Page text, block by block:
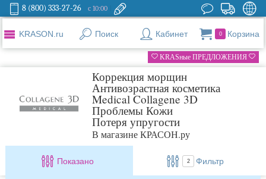
8 (800) 333-27-26 с 10:00
KRASON.ru Поиск Кабинет 0 Корзина
KRASные ПРЕДЛОЖЕНИЯ
Коррекция морщин
Антивозрастная косметика
Medical Collagene 3D
Проблемы Кожи
Потеря упругости
В магазине КРАСОН.ру
Показано 2 Фильтр